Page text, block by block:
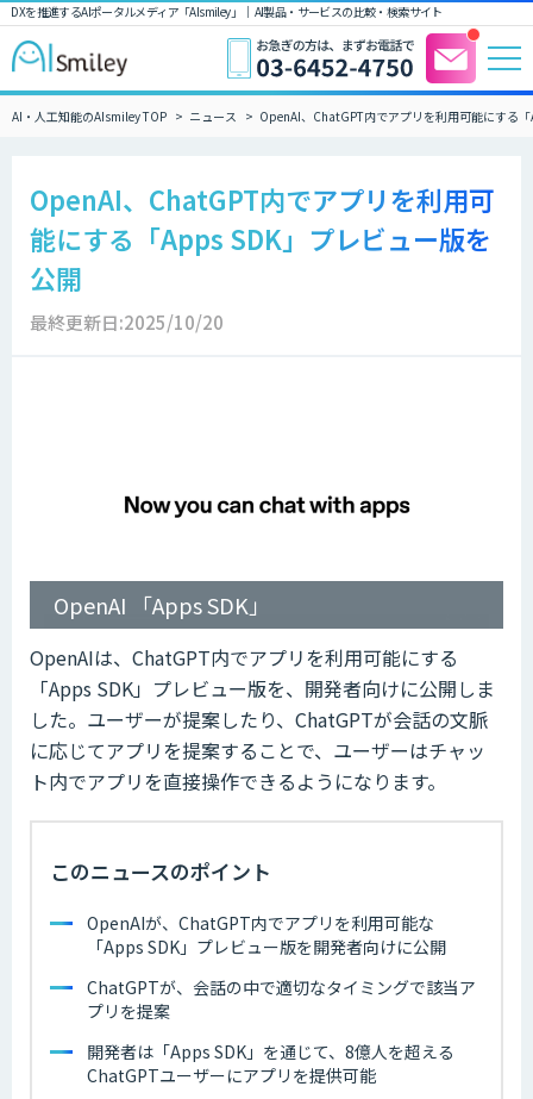
DXを推進するAIポータルメディア「AIsmiley」｜ AI製品・サービスの比較・検索サイト
AI・人工知能のAIsmiley TOP ニュース OpenAI、ChatGPT内でアプリを利用可能にする
OpenAI、ChatGPT内でアプリを利用可
能にする「Apps SDK」プレビュー版を
公開
最終更新日:2025/10/20
OpenAI 「Apps SDK」
OpenAIは、ChatGPT内でアプリを利用可能にする
「Apps SDK」プレビュー版を、開発者向けに公開しま
した。ユーザーが提案したり、ChatGPTが会話の文脈
に応じてアプリを提案することで、ユーザーはチャッ
ト内でアプリを直接操作できるようになります。
このニュースのポイント
OpenAIが、ChatGPT内でアプリを利用可能な
「Apps SDK」プレビュー版を開発者向けに公開
ChatGPTが、会話の中で適切なタイミングで該当ア
プリを提案
開発者は「Apps SDK」を通じて、8億人を超える
ChatGPTユーザーにアプリを提供可能